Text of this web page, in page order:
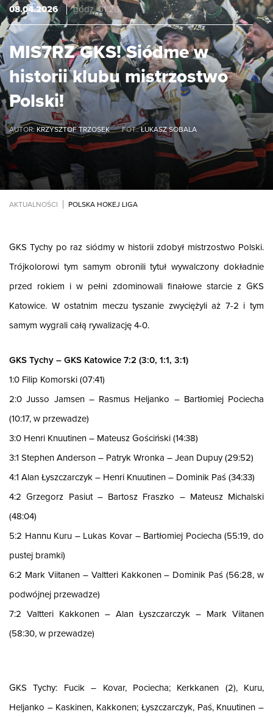
08.04.2026 godz. 01:26
MIS7RZ GKS! Siódme w
historii klubu mistrzostwo
Polski!
AUTOR: KRZYSZTOF TRZOSEK FOT.:ŁUKASZ SOBALA
AKTUALNOŚCI POLSKA HOKEJ LIGA
GKS Tychy po raz siódmy w historii zdobył mistrzostwo Polski.
Trójkolorowi tym samym obronili tytuł wywalczony dokładnie
przed rokiem i w pełni zdominowali finałowe starcie z GKS
Katowice. W ostatnim meczu tyszanie zwyciężyli aż 7-2 i tym
samym wygrali całą rywalizację 4-0.
GKS Tychy – GKS Katowice 7:2 (3:0, 1:1, 3:1)
1:0 Filip Komorski (07:41)
2:0 Jusso Jamsen – Rasmus Heljanko – Bartłomiej Pociecha
(10:17, w przewadze)
3:0 Henri Knuutinen – Mateusz Gościński (14:38)
3:1 Stephen Anderson – Patryk Wronka – Jean Dupuy (29:52)
4:1 Alan Łyszczarczyk – Henri Knuutinen – Dominik Paś (34:33)
4:2 Grzegorz Pasiut – Bartosz Fraszko – Mateusz Michalski
(48:04)
5:2 Hannu Kuru – Lukas Kovar – Bartłomiej Pociecha (55:19, do
pustej bramki)
6:2 Mark Viitanen – Valtteri Kakkonen – Dominik Paś (56:28, w
podwójnej przewadze)
7:2 Valtteri Kakkonen – Alan Łyszczarczyk – Mark Viitanen
(58:30, w przewadze)
GKS Tychy: Fucik – Kovar, Pociecha; Kerkkanen (2), Kuru,
Heljanko – Kaskinen, Kakkonen; Łyszczarczyk, Paś, Knuutinen –